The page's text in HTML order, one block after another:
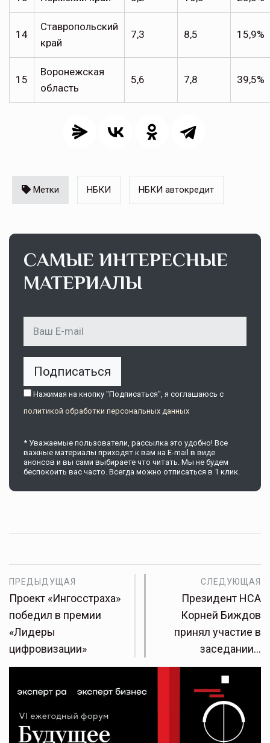
14
Ставропольский
край
7,3 8,5 15,9%
15
Воронежская
область
5,6 7,8 39,5%
Метки НБКИ НБКИ автокредит
САМЫЕ ИНТЕРЕСНЫЕ
МАТЕРИАЛЫ
Подписаться
Нажимая на кнопку "Подписаться", я соглашаюсь c
политикой обработки персональных данных
* Уважаемые пользователи, рассылка это удобно! Все
важные материалы приходят к вам на E-mail в виде
анонсов и вы сами выбираете что читать. Мы не будем
беспокоить вас часто. Всегда можно отписаться в 1 клик.
ПРЕДЫДУЩАЯ
Проект «Ингосстраха»
победил в премии
«Лидеры
цифровизации»
СЛЕДУЮЩАЯ
Президент НСА
Корней Биждов
принял участие в
заседании…